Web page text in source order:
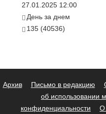
27.01.2025 12:00
День за днем
135 (40536)
Архив Письмо в редакцию
об использовании
конфиденциальности
О